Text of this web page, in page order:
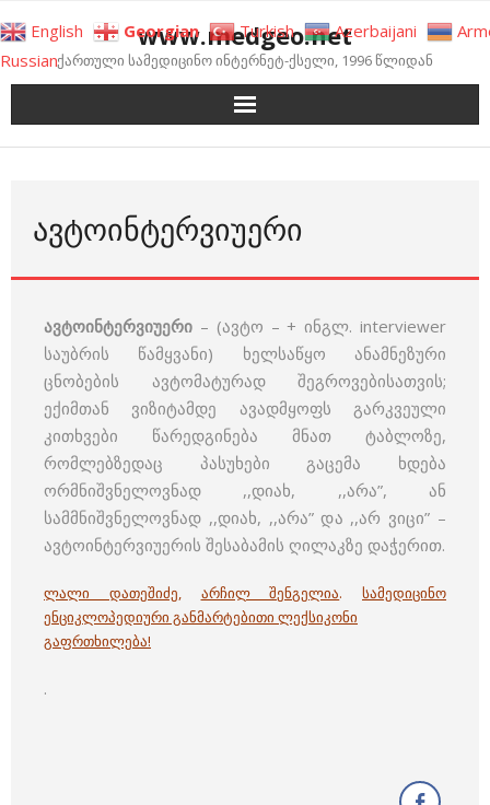
to
content
www.medgeo.net
ქართული სამედიცინო ინტერნეტ-ქსელი, 1996 წლიდან
ᲐᲕᲢᲝᲘᲜᲢᲔᲠᲕᲘᲣᲔᲠᲘ
ავტოინტერვიუერი – (ავტო – + ინგლ. interviewer
საუბრის წამყვანი) ხელსაწყო ანამნეზური
ცნობების ავტომატურად შეგროვებისათვის;
ექიმთან ვიზიტამდე ავადმყოფს გარკვეული
კითხვები წარედგინება მნათ ტაბლოზე,
რომლებზედაც პასუხები გაცემა ხდება
ორმნიშვნელოვნად ,,დიახ, ,,არა”, ან
სამმნიშვნელოვნად ,,დიახ, ,,არა” და ,,არ ვიცი” –
ავტოინტერვიუერის შესაბამის ღილაკზე დაჭერით.
ლალი დათეშიძე, არჩილ შენგელია. სამედიცინო
ენციკლოპედიური განმარტებითი ლექსიკონი
გაფრთხილება!
.
English Georgian Turkish Azerbaijani
Russian